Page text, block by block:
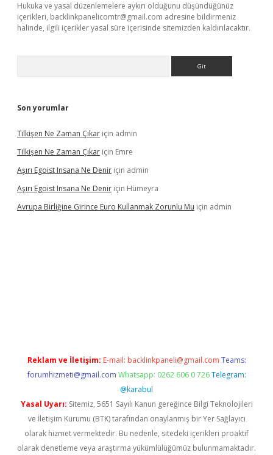
Hukuka ve yasal düzenlemelere aykırı olduğunu düşündüğünüz
içerikleri, backlinkpanelicomtr@gmail.com adresine bildirmeniz
halinde, ilgili içerikler yasal süre içerisinde sitemizden kaldırılacaktır.
Son yorumlar
Tilkişen Ne Zaman Çıkar için admin
Tilkişen Ne Zaman Çıkar için Emre
Aşırı Egoist Insana Ne Denir için admin
Aşırı Egoist Insana Ne Denir için Hümeyra
Avrupa Birliğine Girince Euro Kullanmak Zorunlu Mu için admin
Reklam ve İletişim: E-mail: backlinkpaneli@gmail.com Teams:
forumhizmeti@gmail.com Whatsapp: 0262 606 0 726 Telegram:
@karabul
Yasal Uyarı: Sitemiz, 5651 Sayılı Kanun gereğince Bilgi Teknolojileri
ve İletişim Kurumu (BTK) tarafından onaylanmış bir Yer Sağlayıcı
olarak hizmet vermektedir. Bu nedenle, sitedeki içerikleri proaktif
olarak denetleme veya araştırma yükümlülüğümüz bulunmamaktadır.